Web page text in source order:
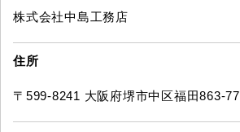
株式会社中島工務店
住所
〒599-8241 大阪府堺市中区福田863-77